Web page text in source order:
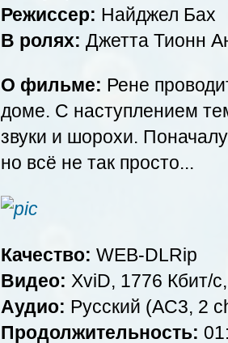
Режиссер: Найджел Бах
В ролях: Джетта Тионн
О фильме: Рене
доме. С наступлением
звуки и шорохи.
но всё не так просто...
Качество: WEB-DLRip
Видео: XviD, 1776 Кбит/
Аудио: Русский (AC3, 2
Продолжительность: